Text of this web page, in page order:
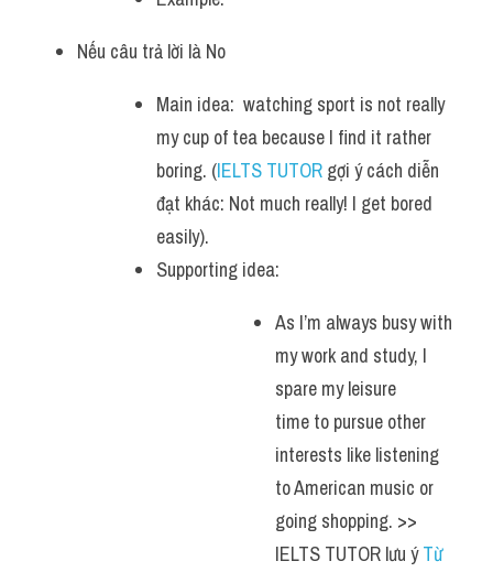
Nếu câu trả lời là No
Main idea:  watching sport is not really
my cup of tea because I find it rather
boring. (IELTS TUTOR gợi ý cách diễn
đạt khác: Not much really! I get bored
easily).
Supporting idea:
As I’m always busy with
my work and study, I
spare my leisure
time to pursue other
interests like listening
to American music or
going shopping. >>
IELTS TUTOR lưu ý Từ